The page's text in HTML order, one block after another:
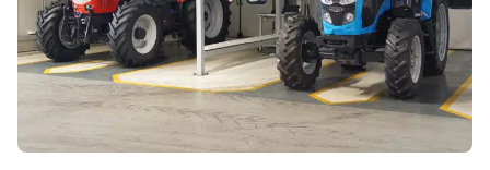
Do zbioru
Rolnictwo precyzyjne
Dealerzy
Ze świata techniki rolniczej